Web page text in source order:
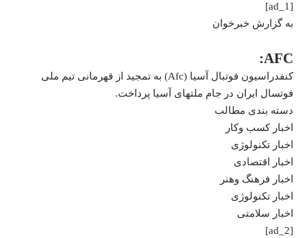
[ad_1]
به گزارش خبرخوان
AFC:
کنفدراسیون فوتبال آسیا (Afc) به تمجید از قهرمانی تیم ملی
فوتسال ایران در جام ملتهای آسیا پرداخت.
دسته بندی مطالب
اخبار کسب وکار
اخبار تکنولوژی
اخبار اقتصادی
اخبار فرهنگ وهنر
اخبار تکنولوژی
اخبار سلامتی
[ad_2]